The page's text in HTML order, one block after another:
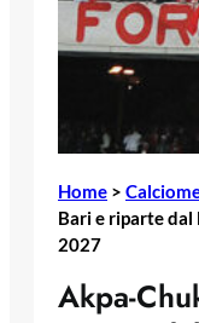
Home >
Bari e riparte dal
2027
Akpa-